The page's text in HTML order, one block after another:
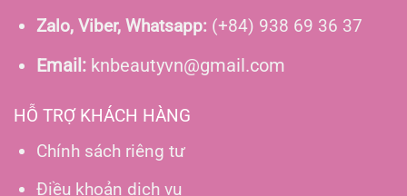
Zalo, Viber, Whatsapp: (+84) 938 69 36 37
Email:knbeautyvn@gmail.com
HỖ TRỢ KHÁCH HÀNG
Chính sách riêng tư
Điều khoản dịch vụ